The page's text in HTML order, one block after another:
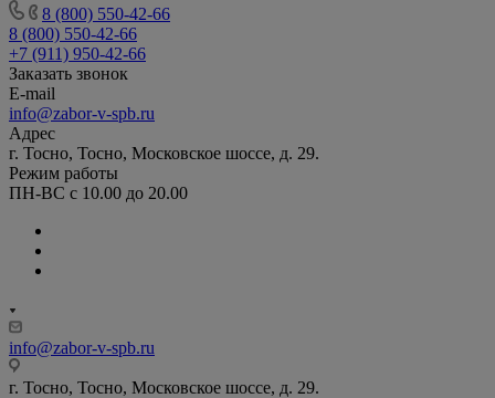
8 (800) 550-42-66
8 (800) 550-42-66
+7 (911) 950-42-66
Заказать звонок
E-mail
info@zabor-v-spb.ru
Адрес
г. Тосно, Тосно, Московское шоссе, д. 29.
Режим работы
ПН-ВС с 10.00 до 20.00
info@zabor-v-spb.ru
г. Тосно, Тосно, Московское шоссе, д. 29.